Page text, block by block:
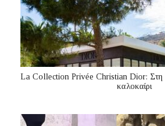
La Collection Privée Christian Dior:
καλοκαίρι